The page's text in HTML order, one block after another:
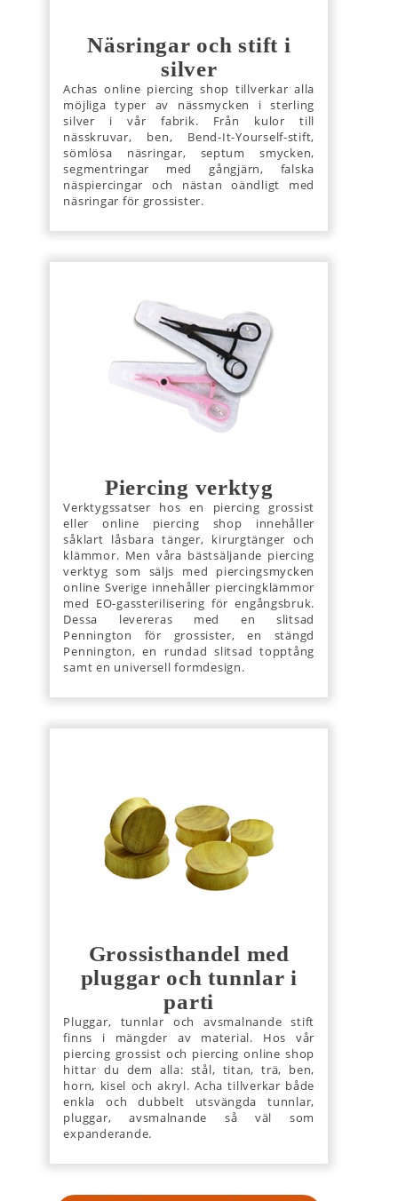
Näsringar och stift i
silver
Achas online piercing shop tillverkar alla
möjliga typer av nässmycken i sterling
silver i vår fabrik. Från kulor till
nässkruvar, ben, Bend-It-Yourself-stift,
sömlösa näsringar, septum smycken,
segmentringar med gångjärn, falska
näspiercingar och nästan oändligt med
näsringar för grossister.
Piercing verktyg
Verktygssatser hos en piercing grossist
eller online piercing shop innehåller
såklart låsbara tänger, kirurgtänger och
klämmor. Men våra bästsäljande piercing
verktyg som säljs med piercingsmycken
online Sverige innehåller piercingklämmor
med EO-gassterilisering för engångsbruk.
Dessa levereras med en slitsad
Pennington för grossister, en stängd
Pennington, en rundad slitsad topptång
samt en universell formdesign.
Grossisthandel med
pluggar och tunnlar i
parti
Pluggar, tunnlar och avsmalnande stift
finns i mängder av material. Hos vår
piercing grossist och piercing online shop
hittar du dem alla: stål, titan, trä, ben,
horn, kisel och akryl. Acha tillverkar både
enkla och dubbelt utsvängda tunnlar,
pluggar, avsmalnande så väl som
expanderande.